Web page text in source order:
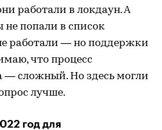
работали в локдаун. А
попали в список
работали — но поддержки
что процесс
— сложный. Но здесь могли
лучше.
год для